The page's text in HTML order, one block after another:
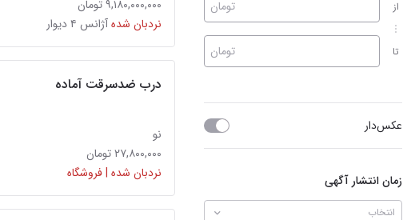
از
تا
تومان
تومان
عکس‌دار
زمان انتشار آگهی
انتخاب
۹,۱۸۰,۰۰۰,۰۰۰ تومان
نردبان شدهآژانس ۴ دیوار
درب ضدسرقت آماده
نو
۲۷,۸۰۰,۰۰۰ تومان
نردبان شده | فروشگاه